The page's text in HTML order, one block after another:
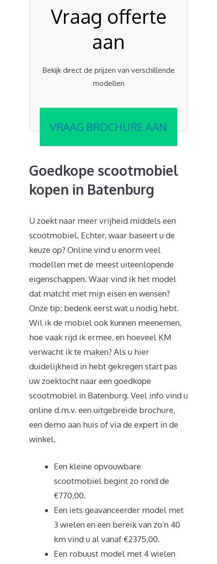
Vraag offerte
aan
Bekijk direct de prijzen van verschillende
modellen
VRAAG BROCHURE AAN
Goedkope scootmobiel
kopen in Batenburg
U zoekt naar meer vrijheid middels een
scootmobiel. Echter, waar baseert u de
keuze op? Online vind u enorm veel
modellen met de meest uiteenlopende
eigenschappen. Waar vind ik het model
dat matcht met mijn eisen en wensen?
Onze tip: bedenk eerst wat u nodig hebt.
Wil ik de mobiel ook kunnen meenemen,
hoe vaak rijd ik ermee, en hoeveel KM
verwacht ik te maken? Als u hier
duidelijkheid in hebt gekregen start pas
uw zoektocht naar een goedkope
scootmobiel in Batenburg. Veel info vind u
online d.m.v. een uitgebreide brochure,
een demo aan huis of via de expert in de
winkel.
Een kleine opvouwbare
scootmobiel begint zo rond de
€770,00.
Een iets geavanceerder model met
3 wielen en een bereik van zo’n 40
km vind u al vanaf €2375,00.
Een robuust model met 4 wielen